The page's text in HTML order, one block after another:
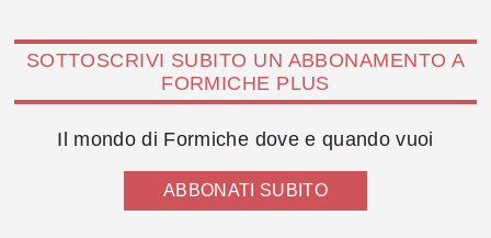
SOTTOSCRIVI SUBITO UN ABBONAMENTO A
FORMICHE PLUS
Il mondo di Formiche dove e quando vuoi
ABBONATI SUBITO